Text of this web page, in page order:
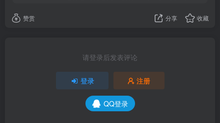
赞赏 分享 收藏
请登录后发表评论
登录 注册
QQ登录